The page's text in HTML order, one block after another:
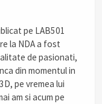
pe LAB501
la NDA a fost
de pasionati,
din momentul in
pe vremea lui
am si acum pe